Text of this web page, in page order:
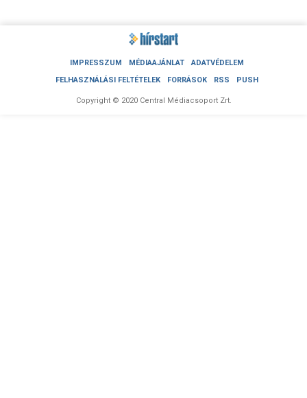
ArtKert összművészeti fesztiválon
Tudod, milyen filmben szerepelt
Selena Gomez? ◆Otthon maradni,
vagy megváltani a világot? –
sorozatot hoztak ki a kultfilmből
IMPRESSZUM MÉDIAAJÁNLAT
ADATVÉDELEM
FELHASZNÁLÁSI FELTÉTELEK
FORRÁSOK RSS PUSH
Copyright © 2020 Central Médiacsoport Zrt.